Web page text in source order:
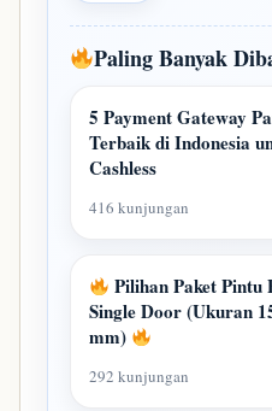
Paling Banyak
5 Payment Gateway
Terbaik di Indonesia
Cashless
416 kunjungan
Pilihan Paket Pintu
Single Door (Ukuran
mm)
292 kunjungan